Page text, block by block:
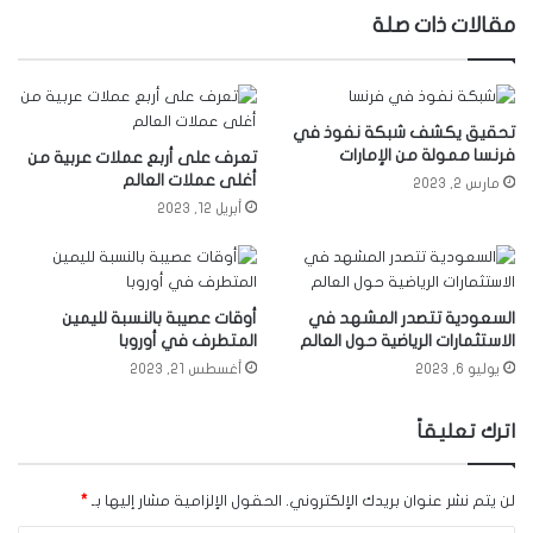
مقالات ذات صلة
تحقيق يكشف شبكة نفوذ في
فرنسا ممولة من الإمارات
مارس 2, 2023
تعرف على أربع عملات عربية من
أغلى عملات العالم
أبريل 12, 2023
السعودية تتصدر المشهد في
الاستثمارات الرياضية حول العالم
يوليو 6, 2023
أوقات عصيبة بالنسبة لليمين
المتطرف في أوروبا
أغسطس 21, 2023
اترك تعليقاً
لن يتم نشر عنوان بريدك الإلكتروني. الحقول الإلزامية مشار إليها بـ *